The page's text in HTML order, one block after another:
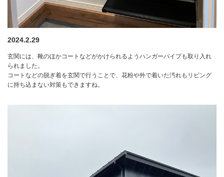
2024.2.29
玄関には、靴のほかコートなどがかけられるようハンガーパイプも取り入れ
られました。
コートなどの脱ぎ着を玄関で行うことで、花粉や外で着いた汚れもリビング
に持ち込まない対策もできますね。